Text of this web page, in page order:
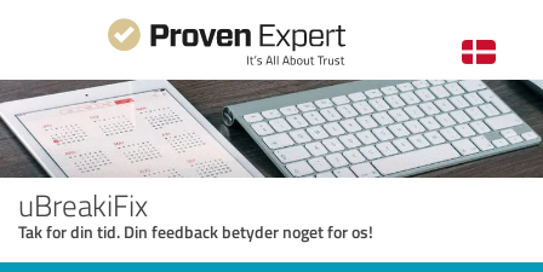
uBreakiFix
Tak for din tid. Din feedback betyder noget for os!